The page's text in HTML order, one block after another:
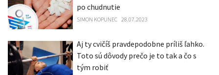
po chudnutie
SIMON KOPUNEC 28.07.2023
Aj ty cvičíš pravdepodobne príliš ľahko.
Toto sú dôvody prečo je to tak a čo s
tým robiť